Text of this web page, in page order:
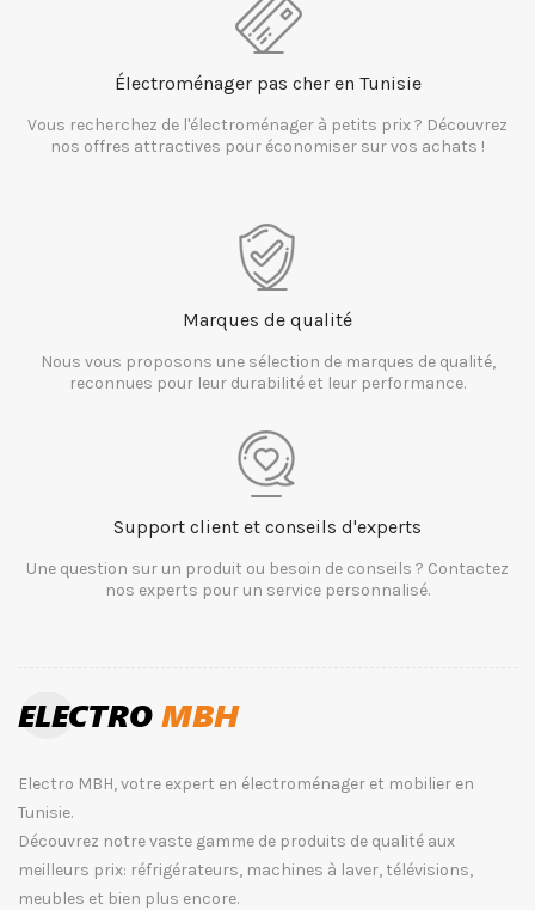
Électroménager pas cher en Tunisie
Vous recherchez de l'électroménager à petits prix ? Découvrez
nos offres attractives pour économiser sur vos achats !
Marques de qualité
Nous vous proposons une sélection de marques de qualité,
reconnues pour leur durabilité et leur performance.
Support client et conseils d'experts
Une question sur un produit ou besoin de conseils ? Contactez
nos experts pour un service personnalisé.
Electro MBH, votre expert en électroménager et mobilier en
Tunisie.
Découvrez notre vaste gamme de produits de qualité aux
meilleurs prix: réfrigérateurs, machines à laver, télévisions,
meubles et bien plus encore.